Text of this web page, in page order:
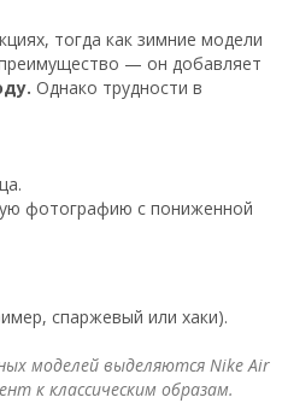
тогда как зимние модели
— он добавляет
Однако трудности в
фотографию с пониженной
спаржевый или хаки).
моделей выделяются Nike Air
к классическим образам.